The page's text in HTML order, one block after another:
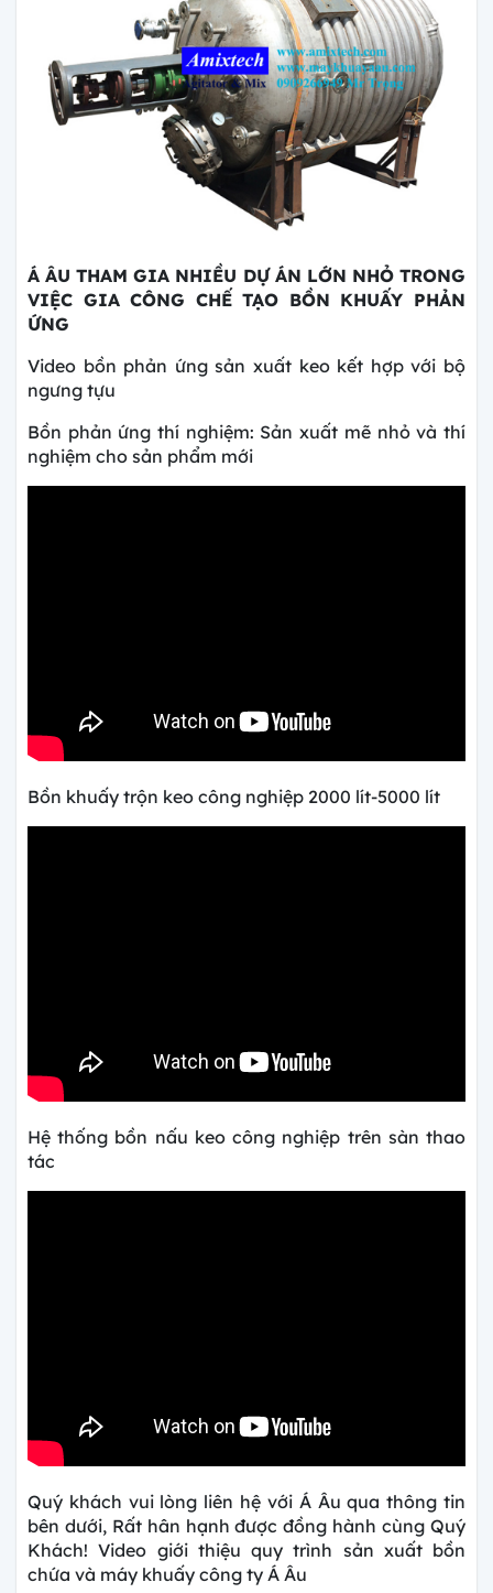
Á ÂU THAM GIA NHIỀU DỰ ÁN LỚN NHỎ TRONG
VIỆC GIA CÔNG CHẾ TẠO BỒN KHUẤY PHẢN
ỨNG
Video bồn phản ứng sản xuất keo kết hợp với bộ
ngưng tựu
Bồn phản ứng thí nghiệm: Sản xuất mẽ nhỏ và thí
nghiệm cho sản phẩm mới
Bồn khuấy trộn keo công nghiệp 2000 lít-5000 lít
Hệ thống bồn nấu keo công nghiệp trên sàn thao
tác
Quý khách vui lòng liên hệ với Á Âu qua thông tin
bên dưới, Rất hân hạnh được đồng hành cùng Quý
Khách!Video giới thiệu quy trình sản xuất bồn
chứa và máy khuấy công ty Á Âu